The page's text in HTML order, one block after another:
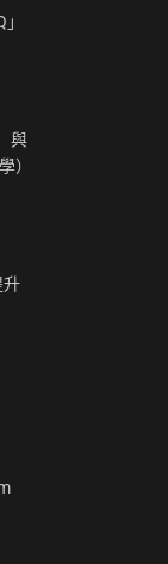
與
）
升